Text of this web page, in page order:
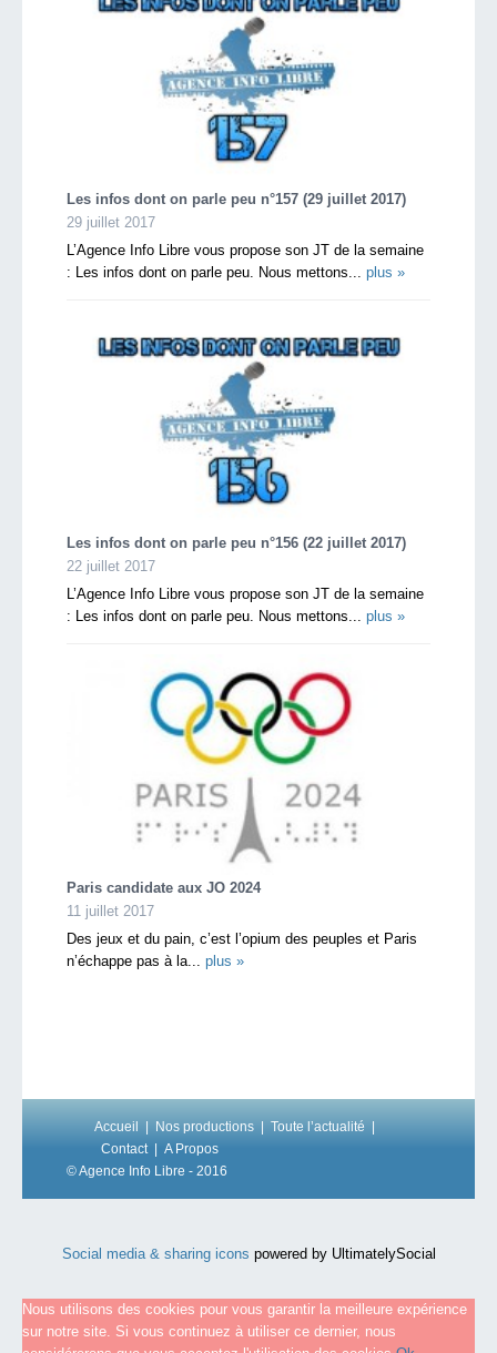
Les infos dont on parle peu n°157 (29 juillet 2017)
29 juillet 2017
L’Agence Info Libre vous propose son JT de la semaine
: Les infos dont on parle peu. Nous mettons... plus »
Les infos dont on parle peu n°156 (22 juillet 2017)
22 juillet 2017
L’Agence Info Libre vous propose son JT de la semaine
: Les infos dont on parle peu. Nous mettons... plus »
Paris candidate aux JO 2024
11 juillet 2017
Des jeux et du pain, c’est l’opium des peuples et Paris
n’échappe pas à la... plus »
Accueil Nos productions
Toute l’actualité
Contact
A Propos
© Agence Info Libre - 2016
Social media & sharing icons powered by UltimatelySocial
Nous utilisons des cookies pour vous garantir la meilleure expérience
sur notre site. Si vous continuez à utiliser ce dernier, nous